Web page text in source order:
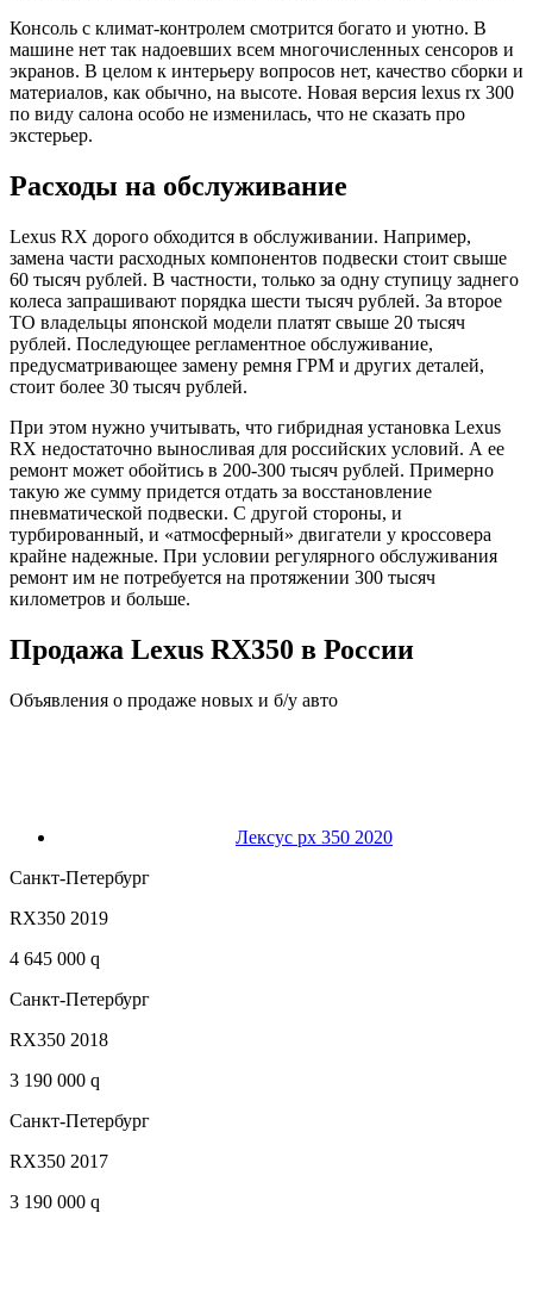
Консоль с климат-контролем смотрится богато и уютно. В
машине нет так надоевших всем многочисленных сенсоров и
экранов. В целом к интерьеру вопросов нет, качество сборки и
материалов, как обычно, на высоте. Новая версия lexus rx 300
по виду салона особо не изменилась, что не сказать про
экстерьер.
Расходы на обслуживание
Lexus RX дорого обходится в обслуживании. Например,
замена части расходных компонентов подвески стоит свыше
60 тысяч рублей. В частности, только за одну ступицу заднего
колеса запрашивают порядка шести тысяч рублей. За второе
ТО владельцы японской модели платят свыше 20 тысяч
рублей. Последующее регламентное обслуживание,
предусматривающее замену ремня ГРМ и других деталей,
стоит более 30 тысяч рублей.
При этом нужно учитывать, что гибридная установка Lexus
RX недостаточно выносливая для российских условий. А ее
ремонт может обойтись в 200-300 тысяч рублей. Примерно
такую же сумму придется отдать за восстановление
пневматической подвески. С другой стороны, и
турбированный, и «атмосферный» двигатели у кроссовера
крайне надежные. При условии регулярного обслуживания
ремонт им не потребуется на протяжении 300 тысяч
километров и больше.
Продажа Lexus RX350 в России
Объявления о продаже новых и б/у авто
Лексус рх 350 2020
Санкт-Петербург
RX350 2019
4 645 000 q
Санкт-Петербург
RX350 2018
3 190 000 q
Санкт-Петербург
RX350 2017
3 190 000 q